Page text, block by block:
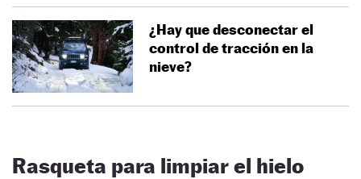
¿Hay que desconectar el
control de tracción en la
nieve?
Rasqueta para limpiar el hielo